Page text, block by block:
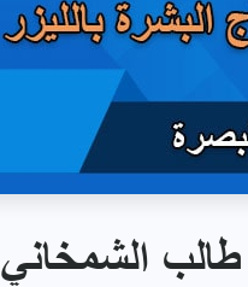
طالب الشمخاني